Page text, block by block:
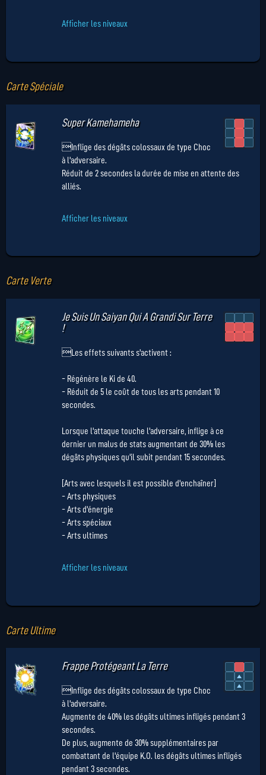
Afficher les niveaux
Carte Spéciale
Super Kamehameha
Inflige des dégâts colossaux de type Choc
à l'adversaire.
Réduit de 2 secondes la durée de mise en attente des
alliés.
Afficher les niveaux
Carte Verte
Je Suis Un Saiyan Qui A Grandi Sur Terre
!
Les effets suivants s'activent :
- Régénère le Ki de 40.
- Réduit de 5 le coût de tous les arts pendant 10
secondes.
Lorsque l'attaque touche l'adversaire, inflige à ce
dernier un malus de stats augmentant de 30% les
dégâts physiques qu'il subit pendant 15 secondes.
[Arts avec lesquels il est possible d'enchaîner]
- Arts physiques
- Arts d'énergie
- Arts spéciaux
- Arts ultimes
Afficher les niveaux
Carte Ultime
Frappe Protégeant La Terre
Inflige des dégâts colossaux de type Choc
à l'adversaire.
Augmente de 40% les dégâts ultimes infligés pendant 3
secondes.
De plus, augmente de 30% supplémentaires par
combattant de l'équipe K.O. les dégâts ultimes infligés
pendant 3 secondes.